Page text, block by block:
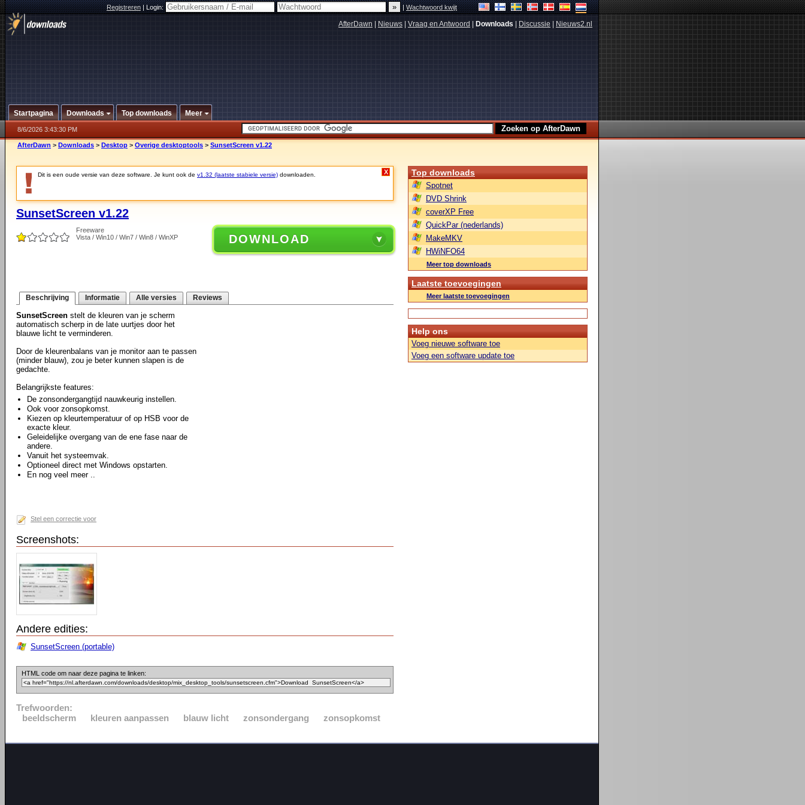
Registreren|Login: |Wachtwoord kwijt
AfterDawn Nieuws Vraag en Antwoord Downloads Discussie Nieuws2.nl
Startpagina Downloads Top downloads Meer
8/6/2026 3:43:30 PM
AfterDawn > Downloads > Desktop > Overige desktoptools > SunsetScreen v1.22
Dit is een oude versie van deze software. Je kunt ook de v1.32 (laatste stabiele versie) downloaden. X
SunsetScreen v1.22
Freeware
Vista / Win10 / Win7 / Win8 / WinXP
DOWNLOAD
Beschrijving Informatie Alle versies Reviews
SunsetScreen stelt de kleuren van je scherm
automatisch scherp in de late uurtjes door het
blauwe licht te verminderen.
Door de kleurenbalans van je monitor aan te passen
(minder blauw), zou je beter kunnen slapen is de
gedachte.
Belangrijkste features:
De zonsondergangtijd nauwkeurig instellen.
Ook voor zonsopkomst.
Kiezen op kleurtemperatuur of op HSB voor de
exacte kleur.
Geleidelijke overgang van de ene fase naar de
andere.
Vanuit het systeemvak.
Optioneel direct met Windows opstarten.
En nog veel meer ..
Stel een correctie voor
Screenshots:
Andere edities:
SunsetScreen (portable)
HTML code om naar deze pagina te linken:
Trefwoorden:
beeldscherm
kleuren aanpassen blauw licht zonsondergang zonsopkomst
Top downloads
Spotnet
DVD Shrink
coverXP Free
QuickPar (nederlands)
MakeMKV
HWiNFO64
Meer top downloads
Laatste toevoegingen
Meer laatste toevoegingen
Help ons
Voeg nieuwe software toe
Voeg een software update toe